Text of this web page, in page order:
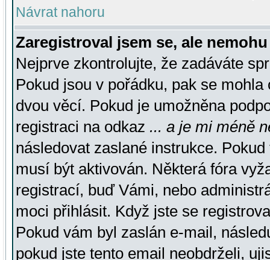
Návrat nahoru
Zaregistroval jsem se, ale
Nejprve zkontrolujte, že zadáváte
Pokud jsou v pořádku, pak se
dvou věcí. Pokud je umožněna
registraci na odkaz ... a je mi méně
následovat zaslané instrukce.
musí být aktivován. Některá fóra
registrací, buď Vámi, nebo
moci přihlásit. Když jste se
Pokud vám byl zaslán e-mail,
pokud jste tento email neobdrželi,